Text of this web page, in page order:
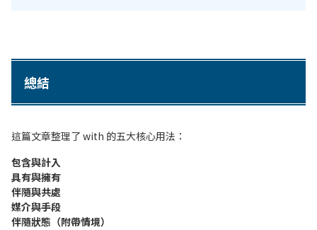
總結
這篇文章整理了 with 的五大核心用法：
包含與計入
具有與擁有
伴隨與共處
媒介與手段
伴隨狀態（附帶情境）